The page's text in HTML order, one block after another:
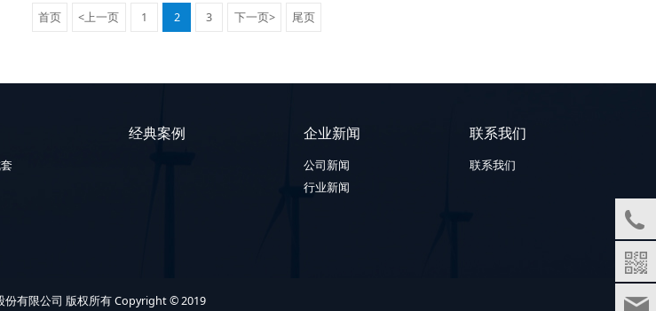
首页 <上一页 1 2 3 下一页> 尾页
经典案例 企业新闻
公司新闻
行业新闻
联系我们
联系我们
份有限公司 版权所有 Copyright © 2019